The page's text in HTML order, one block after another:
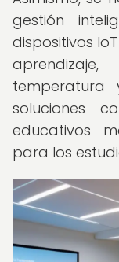
gestión
dispositivos
soluciones
educativos
para los